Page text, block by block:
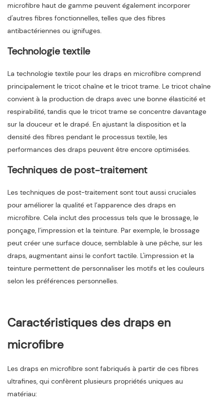
microfibre haut de gamme peuvent également incorporer
d'autres fibres fonctionnelles, telles que des fibres
antibactériennes ou ignifuges.
Technologie textile
La technologie textile pour les draps en microfibre comprend
principalement le tricot chaîne et le tricot trame. Le tricot chaîne
convient à la production de draps avec une bonne élasticité et
respirabilité, tandis que le tricot trame se concentre davantage
sur la douceur et le drapé. En ajustant la disposition et la
densité des fibres pendant le processus textile, les
performances des draps peuvent être encore optimisées.
Techniques de post-traitement
Les techniques de post-traitement sont tout aussi cruciales
pour améliorer la qualité et l’apparence des draps en
microfibre. Cela inclut des processus tels que le brossage, le
ponçage, l’impression et la teinture. Par exemple, le brossage
peut créer une surface douce, semblable à une pêche, sur les
draps, augmentant ainsi le confort tactile. L'impression et la
teinture permettent de personnaliser les motifs et les couleurs
selon les préférences personnelles.
Caractéristiques des draps en
microfibre
Les draps en microfibre sont fabriqués à partir de ces fibres
ultrafines, qui confèrent plusieurs propriétés uniques au
matériau: